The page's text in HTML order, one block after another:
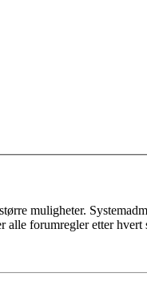
muligheter.
forumregler etter hvert